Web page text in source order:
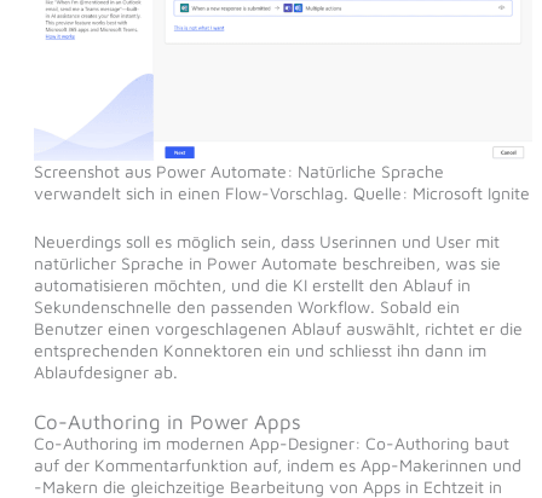
Screenshot aus Power Automate: Natürliche Sprache
verwandelt sich in einen Flow-Vorschlag. Quelle: Microsoft Ignite
Neuerdings soll es möglich sein, dass Userinnen und User mit
natürlicher Sprache in Power Automate beschreiben, was sie
automatisieren möchten, und die KI erstellt den Ablauf in
Sekundenschnelle den passenden Workflow. Sobald ein
Benutzer einen vorgeschlagenen Ablauf auswählt, richtet er die
entsprechenden Konnektoren ein und schliesst ihn dann im
Ablaufdesigner ab.
Co-Authoring in Power Apps
Co-Authoring im modernen App-Designer: Co-Authoring baut
auf der Kommentarfunktion auf, indem es App-Makerinnen und
-Makern die gleichzeitige Bearbeitung von Apps in Echtzeit in